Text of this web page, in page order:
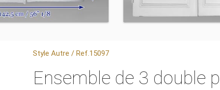
Style Autre / Ref.15097
Ensemble de 3 double